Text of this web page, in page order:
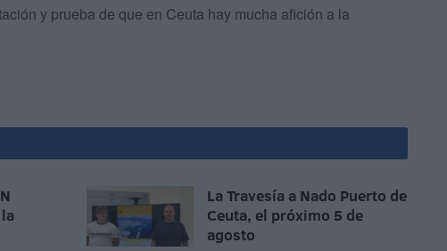
y prueba de que en Ceuta hay mucha afición a la
La Travesía a Nado Puerto de
Ceuta, el próximo 5 de
agosto